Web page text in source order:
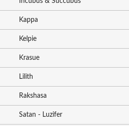
Kappa
Kelpie
Krasue
Lilith
Rakshasa
Satan - Luzifer